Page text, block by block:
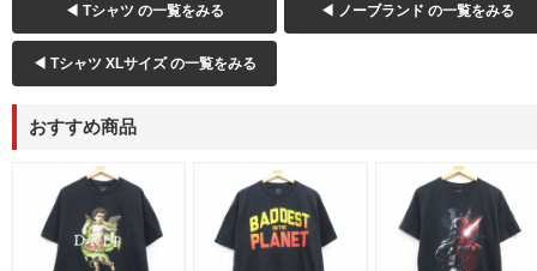
◀ Tシャツ の一覧をみる ◀ ノーブランド の一覧をみる
◀ Tシャツ XLサイズ の一覧をみる
おすすめ商品